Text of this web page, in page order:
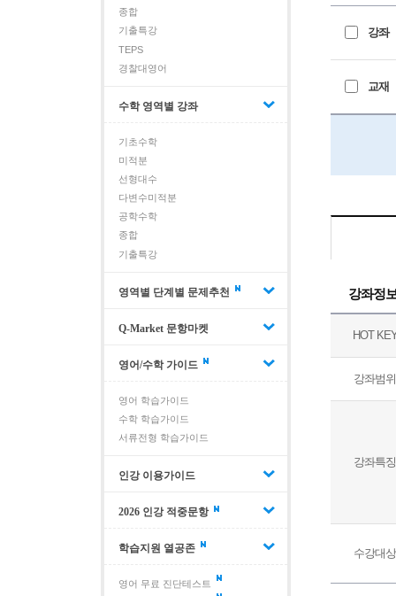
종합
기출특강
TEPS
경찰대영어
수학 영역별 강좌
기초수학
미적분
선형대수
다변수미적분
공학수학
종합
기출특강
영역별 단계별 문제추천
Q-Market 문항마켓
영어/수학 가이드
영어 학습가이드
수학 학습가이드
서류전형 학습가이드
인강 이용가이드
2026 인강 적중문항
학습지원 열공존
영어 무료 진단테스트
강좌
교재
강좌정
HOT
강좌범위
강좌특징
수강대상